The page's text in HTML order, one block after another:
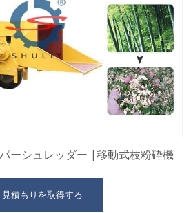
ーシュレッダー |移動式枝粉砕機
見積もりを取得する